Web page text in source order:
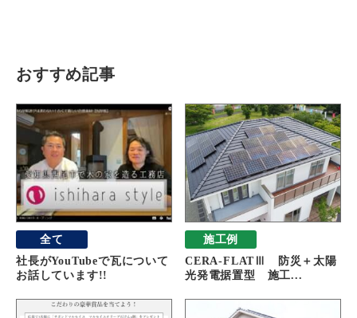
お問い合わせ プライバシーポリシー サイトマップ
おすすめ記事
全て
社長がYouTubeで瓦について
お話しています!!
施工例
CERA-FLATⅢ 防災＋太陽
光発電据置型 施工...